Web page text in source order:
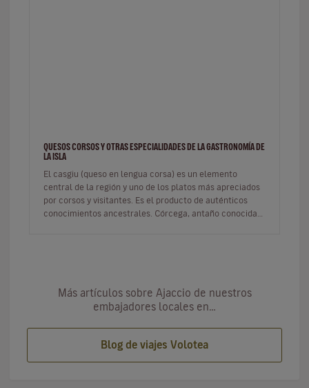
QUESOS CORSOS Y OTRAS ESPECIALIDADES DE LA GASTRONOMÍA DE
LA ISLA
El casgiu (queso en lengua corsa) es un elemento
central de la región y uno de los platos más apreciados
por corsos y visitantes. Es el producto de auténticos
conocimientos ancestrales. Córcega, antaño conocida
Más artículos sobre Ajaccio de nuestros
embajadores locales en…
Blog de viajes Volotea